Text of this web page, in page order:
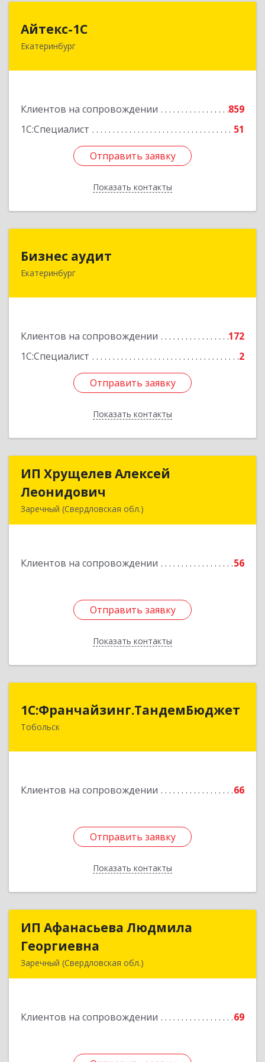
Айтекс-1С
Екатеринбург
Клиентов на сопровождении
859
1С:Специалист
51
Отправить заявку
Показать контакты
620041, Свердловская обл, Екатеринбург г,
Отправить заявку
Назад
Бизнес аудит
Екатеринбург
Клиентов на сопровождении
172
1С:Специалист
2
Отправить заявку
Показать контакты
620062, Свердловская обл, Екатеринбург г,
Отправить заявку
Назад
ИП Хрущелев Алексей
Леонидович
Заречный (Свердловская обл.)
Клиентов на сопровождении 56
Отправить заявку
Показать контакты
ИП Хрущелев Алексей
Подробнее
Отправить заявку
Назад
1С:Франчайзинг.ТандемБюджет
Тобольск
Клиентов на сопровождении 66
Отправить заявку
Показать контакты
1С:Франчайзинг.ТандемБюджет
Отправить заявку
Назад
ИП Афанасьева Людмила
Георгиевна
Заречный (Свердловская обл.)
Клиентов на сопровождении 69
ИП Афанасьева Людмила
Подробнее